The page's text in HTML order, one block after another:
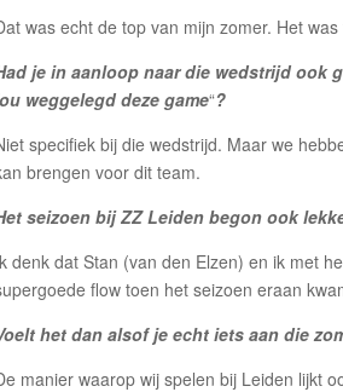
was echt de top van mijn zomer. Het
je in aanloop naar die wedstrijd ook
weggelegd deze game“?
specifiek bij die wedstrijd. Maar we
brengen voor dit team.
seizoen bij ZZ Leiden begon ook
denk dat Stan (van den Elzen) en ik met
flow toen het seizoen eraan
het dan alsof je echt iets aan die
manier waarop wij spelen bij Leiden lijkt